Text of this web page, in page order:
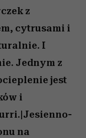
z
cytrusami i
I
Jednym z
jest
i
na